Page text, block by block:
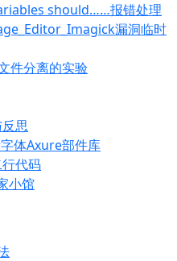
should……报错处理
漏洞临时
件分离的实验
思
体Axure部件库
代码
小馆